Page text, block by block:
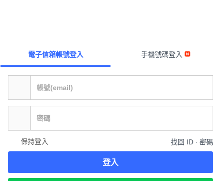
電子信箱帳號登入 手機號碼登入
保持登入 找回 ID ∙ 密碼
登入